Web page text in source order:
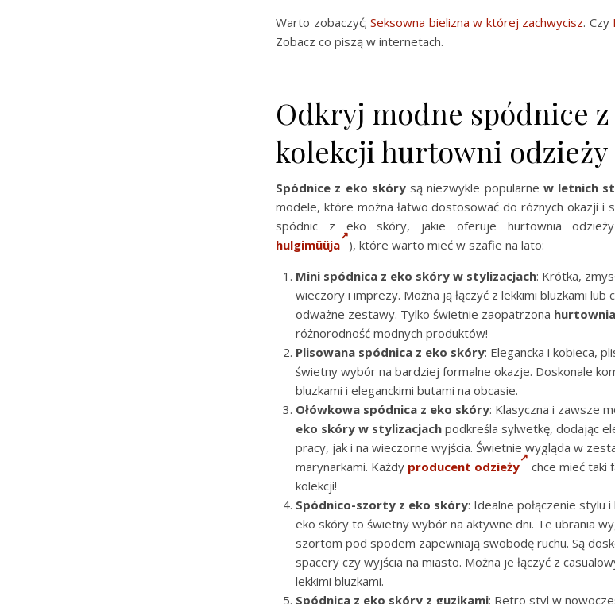
Warto zobaczyć; Seksowna bielizna w której zachwycisz. Czy
Zobacz co piszą w internetach.
Odkryj modne spódnice z
kolekcji hurtowni odzieży
Spódnice z eko skórysą niezwykle popularne w letnich
modele, które można łatwo dostosować do różnych okazji i
spódnic z eko skóry, jakie oferuje hurtownia odzieży
hulgimüüja ), które warto mieć w szafie na lato:
Mini spódnica z eko skóry w stylizacjach: Krótka,
wieczory i imprezy. Można ją łączyć z lekkimi bluzkami
odważne zestawy. Tylko świetnie zaopatrzona
różnorodność modnych produktów!
Plisowana spódnica z eko skóry: Elegancka i kobieca,
świetny wybór na bardziej formalne okazje. Doskonale
bluzkami i eleganckimi butami na obcasie.
Ołówkowa spódnica z eko skóry: Klasyczna i zawsze
eko skóry w stylizacjach podkreśla sylwetkę, dodając
pracy, jak i na wieczorne wyjścia. Świetnie wygląda w
marynarkami. Każdy producent odzieży
chce mieć taki
kolekcji!
Spódnico-szorty z eko skóry: Idealne połączenie
eko skóry to świetny wybór na aktywne dni. Te ubrania
szortom pod spodem zapewniają swobodę ruchu. Są
spacery czy wyjścia na miasto. Można je łączyć z
lekkimi bluzkami.
Spódnica z eko skóry z guzikami: Retro styl w